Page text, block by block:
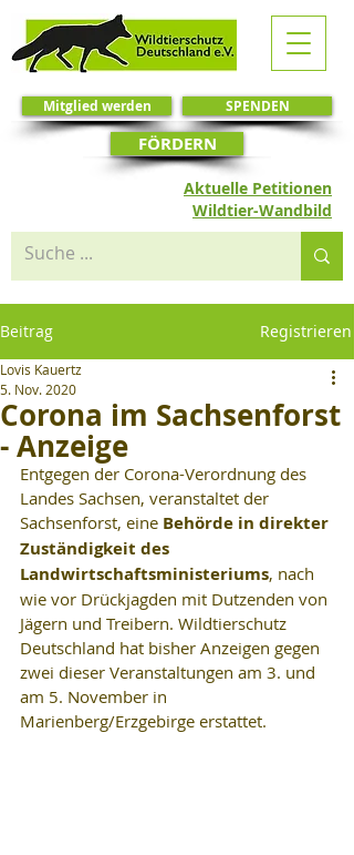
SPENDEN
Mitglied werden
Aktuelle Petitionen
FÖRDERN
Wildtier-Wandbild
Beitrag Registrieren
Corona im Sachsenforst
- Anzeige
Lovis Kauertz
5. Nov. 2020
Entgegen der Corona-Verordnung des
Landes Sachsen, veranstaltet der
Sachsenforst, eine Behörde in direkter
Zuständigkeit des
Landwirtschaftsministeriums, nach
wie vor Drückjagden mit Dutzenden von
Jägern und Treibern. Wildtierschutz
Deutschland hat bisher Anzeigen gegen
zwei dieser Veranstaltungen am 3. und
am 5. November in
Marienberg/Erzgebirge erstattet.